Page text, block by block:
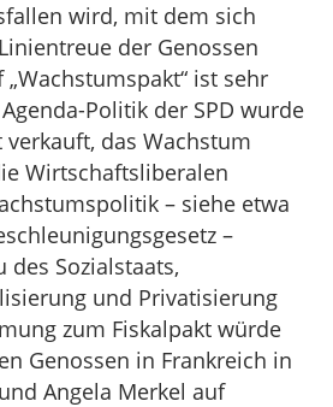
wird, mit dem sich
der Genossen
ist sehr
Politik der SPD wurde
das Wachstum
Wirtschaftsliberalen
– siehe etwa
–
Sozialstaats,
und Privatisierung
zum Fiskalpakt würde
Genossen in Frankreich in
Angela Merkel auf